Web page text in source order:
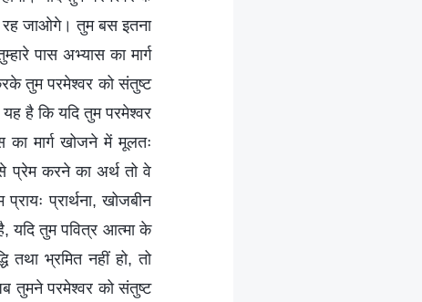
रह जाओगे। तुम बस इतना
पास अभ्यास का मार्ग
तुम परमेश्वर को संतुष्ट
है कि यदि तुम परमेश्वर
मार्ग खोजने में मूलतः
प्रेम करने का अर्थ तो वे
प्रार्थना, खोजबीन
यदि तुम पवित्र आत्मा के
भ्रमित नहीं हो, तो
तुमने परमेश्वर को संतुष्ट